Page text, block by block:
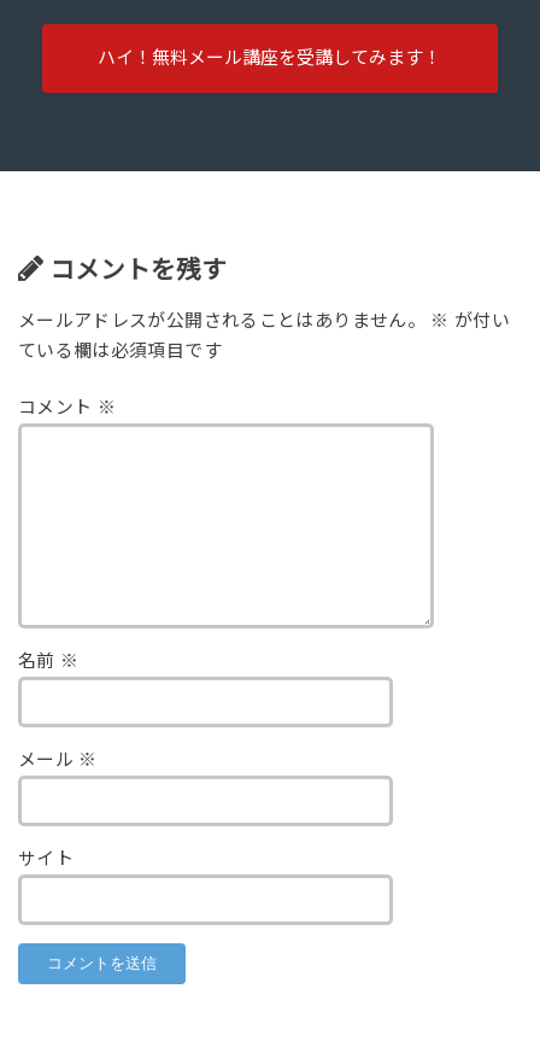
ハイ！無料メール講座を受講してみます！
コメントを残す
メールアドレスが公開されることはありません。 ※ が付い
ている欄は必須項目です
コメント ※
名前 ※
メール ※
サイト